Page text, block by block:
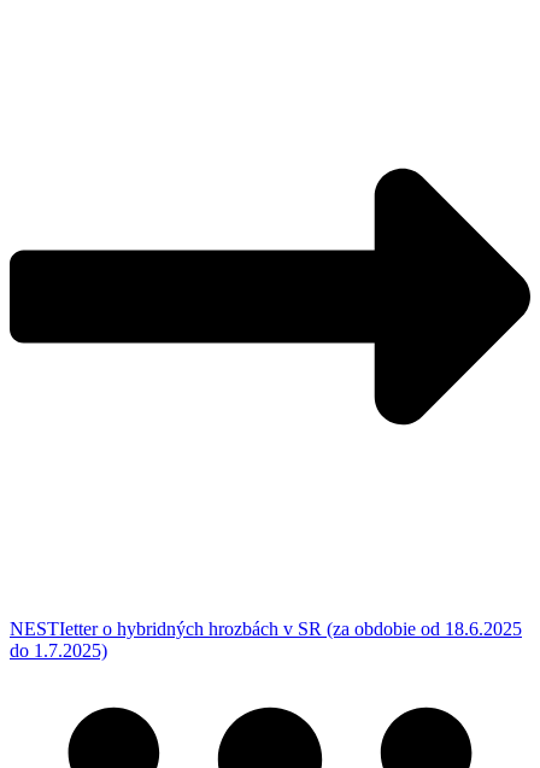
NESTIetter o hybridných hrozbách v SR (za obdobie od 18.6.2025
do 1.7.2025)